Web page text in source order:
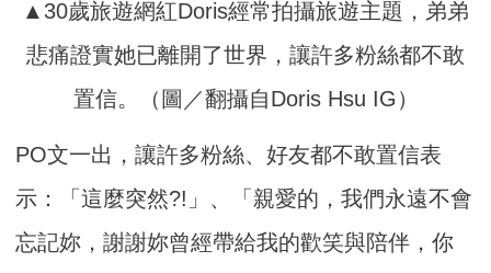
▲30歲旅遊網紅Doris經常拍攝旅遊主題，弟弟
悲痛證實她已離開了世界，讓許多粉絲都不敢
置信。（圖／翻攝自Doris Hsu IG）
PO文一出，讓許多粉絲、好友都不敢置信表
示：「這麼突然?!」、「親愛的，我們永遠不會
忘記妳，謝謝妳曾經帶給我的歡笑與陪伴，你